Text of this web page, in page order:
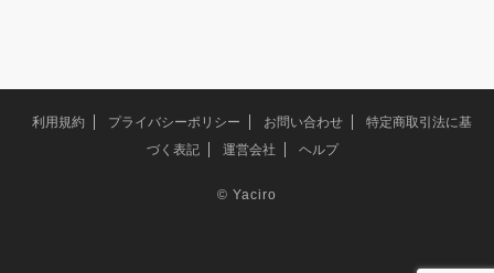
k
利用規約 プライバシーポリシー お問い合わせ
特定商取引法に基
づく表記
運営会社 ヘルプ
© Yaciro